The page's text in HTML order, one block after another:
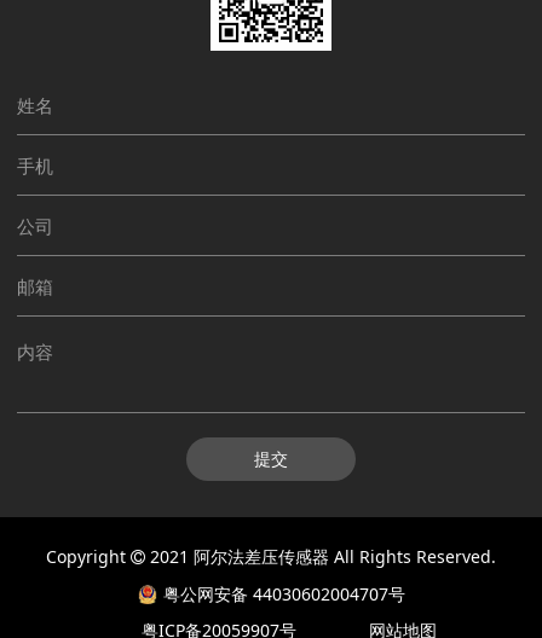
提交
Copyright 2021 阿尔法差压传感器 All Rights Reserved.
粤公网安备 44030602004707号
粤ICP备20059907号
网站地图